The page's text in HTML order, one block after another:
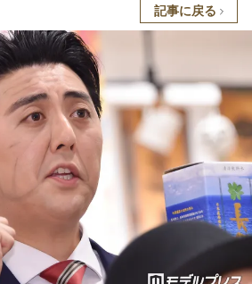
記事に戻る